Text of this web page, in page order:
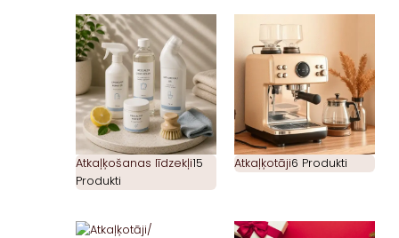
Atkaļķošanas līdzekļi15
Produkti
Atkaļķotāji6 Produkti